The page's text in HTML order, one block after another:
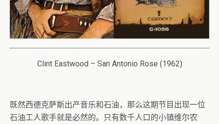
Clint Eastwood – San Antonio Rose (1962)
既然西德克萨斯出产音乐和石油，那么这期节目出现一位
石油工人歌手就是必然的。只有数千人口的小镇维尔农